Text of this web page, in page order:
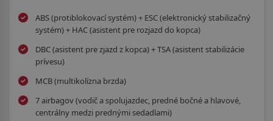
ABS (protiblokovací systém) + ESC (elektronický stabilizačný
systém) + HAC (asistent pre rozjazd do kopca)
DBC (asistent pre zjazd z kopca) + TSA (asistent stabilizácie
prívesu)
MCB (multikolízna brzda)
7 airbagov (vodič a spolujazdec, predné bočné a hlavové,
centrálny medzi prednými sedadlami)